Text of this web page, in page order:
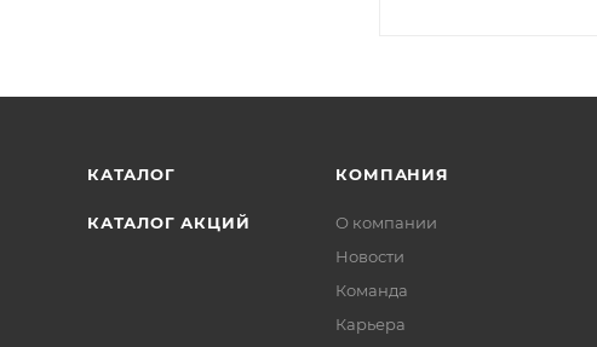
КАТАЛОГ
КАТАЛОГ АКЦИЙ
КОМПАНИЯ
О компании
Новости
Команда
Карьера